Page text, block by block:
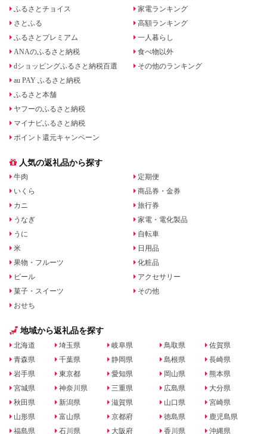
ふるさとチョイス
さとふる
ふるさとプレミアム
ANAのふるさと納税
dショッピングふるさと納税百選
au PAY ふるさと納税
ふるさと本舗
ヤフーのふるさと納税
マイナビふるさと納税
ポイント還元キャンペーン
家電ランキング
高額ランキング
一人暮らし
食べ物以外
その他のランキング
人気の返礼品から探す
牛肉
いくら
カニ
うなぎ
うに
米
果物・フルーツ
ビール
菓子・スイーツ
おせち
定期便
商品券・金券
旅行券
家電・電化製品
自転車
日用品
化粧品
アクセサリー
その他
地域から返礼品を探す
北海道
青森県
岩手県
宮城県
秋田県
山形県
福島県
埼玉県
千葉県
東京都
神奈川県
新潟県
富山県
石川県
岐阜県
静岡県
愛知県
三重県
滋賀県
京都府
大阪府
鳥取県
島根県
岡山県
広島県
山口県
徳島県
香川県
佐賀県
長崎県
熊本県
大分県
宮崎県
鹿児島県
沖縄県